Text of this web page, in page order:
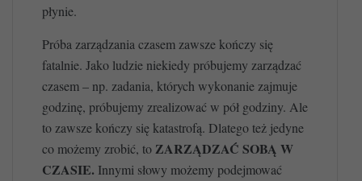
płynie.
Próba zarządzania czasem zawsze kończy się
fatalnie. Jako ludzie niekiedy próbujemy zarządzać
czasem – np. zadania, których wykonanie zajmuje
godzinę, próbujemy zrealizować w pół godziny. Ale
to zawsze kończy się katastrofą. Dlatego też jedyne
co możemy zrobić, toZARZĄDZAĆ SOBĄ W
CZASIE. Innymi słowy możemy podejmować